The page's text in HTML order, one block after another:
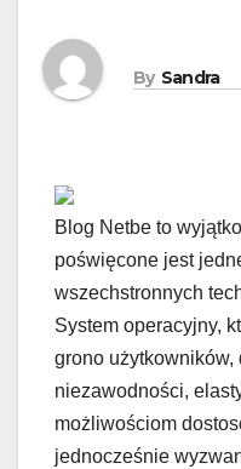
By Sandra
Blog Netbe to
poświęcone jest
wszechstronnych
System operacyjny,
grono użytkowników,
niezawodności,
możliwościom
jednocześnie